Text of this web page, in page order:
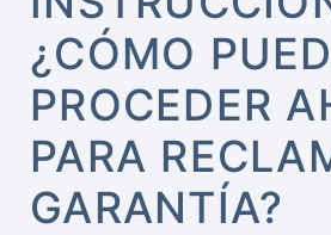
¿CÓMO
PROCEDER
PARA
GARANTÍA?